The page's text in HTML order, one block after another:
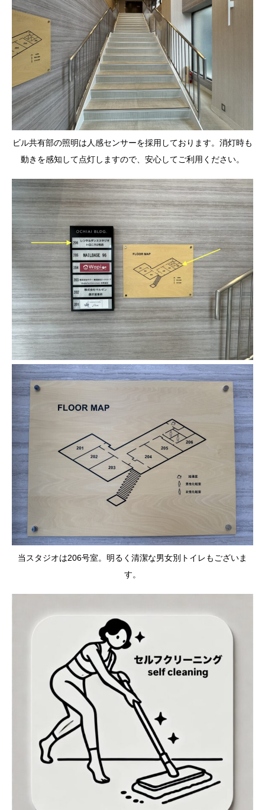
ビル共有部の照明は人感センサーを採用しております。消灯時も
動きを感知して点灯しますので、安心してご利用ください。
当スタジオは206号室。明るく清潔な男女別トイレもございま
す。